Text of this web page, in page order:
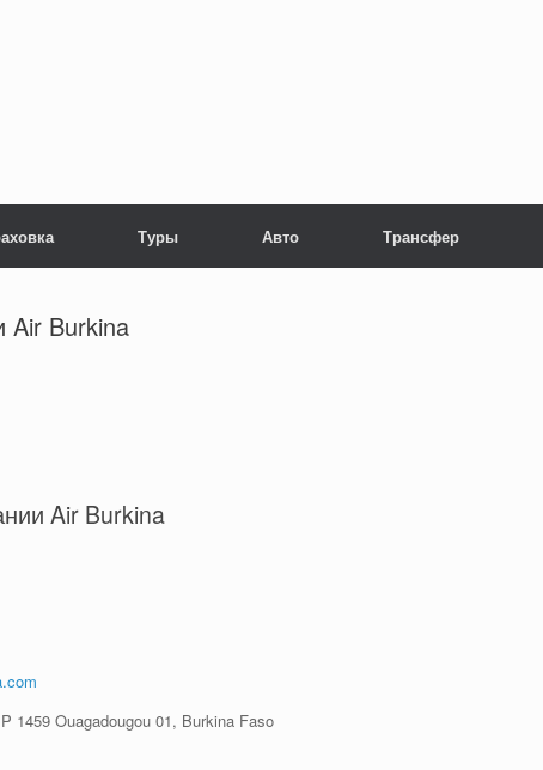
Туры Авто Трансфер
Air Burkina
Air Burkina
1459 Ouagadougou 01, Burkina Faso